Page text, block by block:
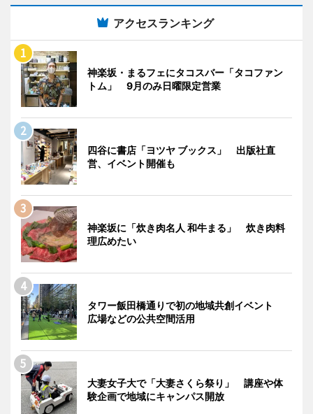
アクセスランキング
神楽坂・まるフェにタコスバー「タコファン
トム」 9月のみ日曜限定営業
四谷に書店「ヨツヤ ブックス」 出版社直
営、イベント開催も
神楽坂に「炊き肉名人 和牛まる」 炊き肉料
理広めたい
タワー飯田橋通りで初の地域共創イベント
広場などの公共空間活用
大妻女子大で「大妻さくら祭り」 講座や体
験企画で地域にキャンパス開放